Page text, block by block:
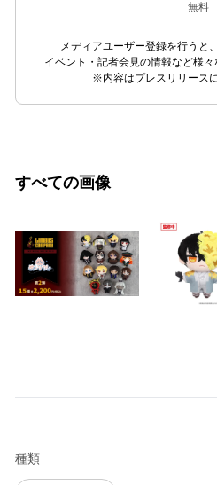
無料
メディアユーザー登録を行うと
イベント・記者会見の情報など様々
※内容はプレスリリース
すべての画像
種類